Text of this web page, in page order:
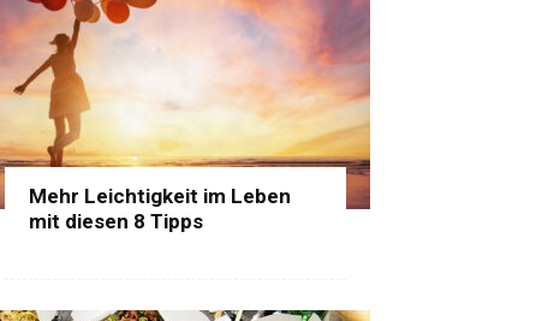
Mehr Leichtigkeit im Leben
mit diesen 8 Tipps